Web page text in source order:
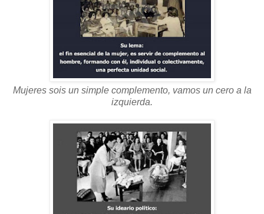
Mujeres sois un simple complemento, vamos un cero a la
izquierda.